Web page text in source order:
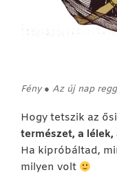
Fény ● Az új nap
Hogy tetszik az
természet, a lélek,
Ha kipróbáltad,
milyen volt